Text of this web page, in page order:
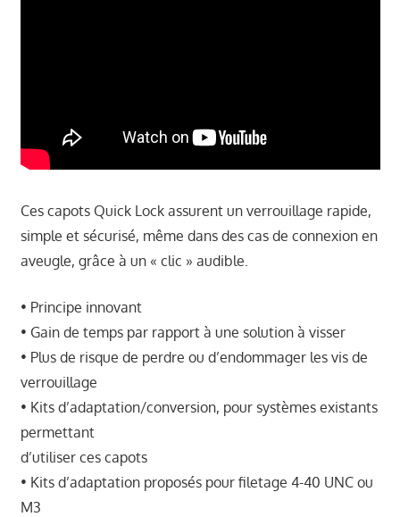
Ces capots Quick Lock assurent un verrouillage rapide,
simple et sécurisé, même dans des cas de connexion en
aveugle, grâce à un « clic » audible.
• Principe innovant
• Gain de temps par rapport à une solution à visser
• Plus de risque de perdre ou d’endommager les vis de
verrouillage
• Kits d’adaptation/conversion, pour systèmes existants
permettant
d’utiliser ces capots
• Kits d’adaptation proposés pour filetage 4-40 UNC ou
M3